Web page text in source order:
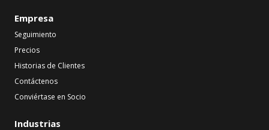
Empresa
Seguimiento
Precios
Historias de Clientes
Contáctenos
Conviértase en Socio
Industrias